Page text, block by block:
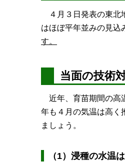
４月３日発表の東北
はほぼ平年並みの見込
す。
当面の技術
近年、育苗期間の高
年も４月の気温は高く
ましょう。
（1）浸種の水温